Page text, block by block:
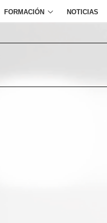
FORMACIÓN NOTICIAS